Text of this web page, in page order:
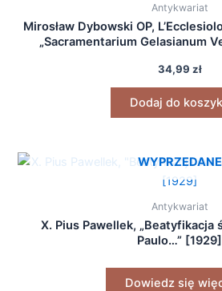
Antykwariat
Mirosław Dybowski OP,
„Sacramentarium Gelasianum
34,99 zł
Dodaj do
WYPRZEDANE
Antykwariat
X. Pius Pawellek, „Beatyfikacja
Paulo…” [1929]
Dowiedz się